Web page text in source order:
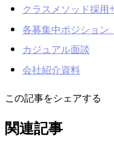
クラスメソッド採用
各募集中ポジション
カジュアル面談
会社紹介資料
この記事をシェアする
関連記事